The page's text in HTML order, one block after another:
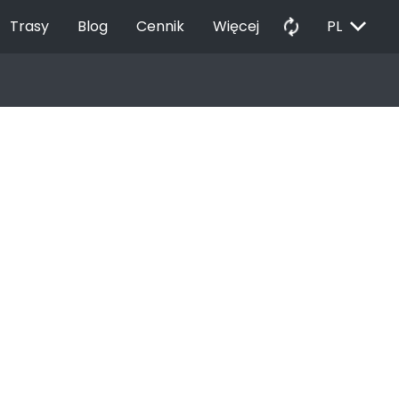
Trasy Blog Cennik Więcej autorenew PL EXPAND_MORE